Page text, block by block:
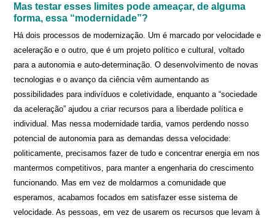
Mas testar esses limites pode ameaçar, de alguma
forma, essa “modernidade”?
Há dois processos de modernização. Um é marcado por velocidade e
aceleração e o outro, que é um projeto político e cultural, voltado
para a autonomia e auto-determinação. O desenvolvimento de novas
tecnologias e o avanço da ciência vêm aumentando as
possibilidades para indivíduos e coletividade, enquanto a “sociedade
da aceleração” ajudou a criar recursos para a liberdade política e
individual. Mas nessa modernidade tardia, vamos perdendo nosso
potencial de autonomia para as demandas dessa velocidade:
politicamente, precisamos fazer de tudo e concentrar energia em nos
mantermos competitivos, para manter a engenharia do crescimento
funcionando. Mas em vez de moldarmos a comunidade que
esperamos, acabamos focados em satisfazer esse sistema de
velocidade. As pessoas, em vez de usarem os recursos que levam à